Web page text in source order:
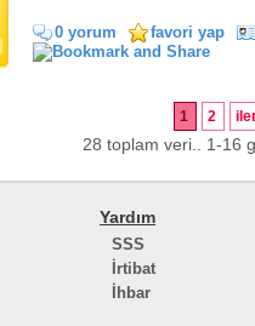
0 yorum favori yap
1 2
28 toplam veri.. 1-16
Yardım
SSS
İrtibat
İhbar